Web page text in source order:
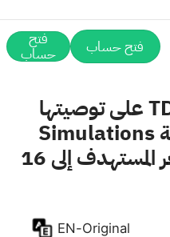
فتح حساب فتح
حساب
أبقت شركة TD Cowen على توصيتها
بالاحتفاظ بأسهم شركة Simulations
Plus، وخفضت السعر المستهدف إلى 16
EN-Original